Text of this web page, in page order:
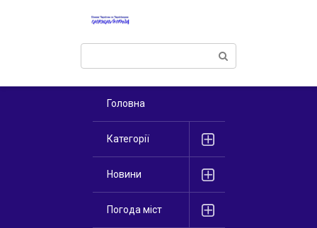
Поиск:
Головна
Категорії
Новини
Погода міст